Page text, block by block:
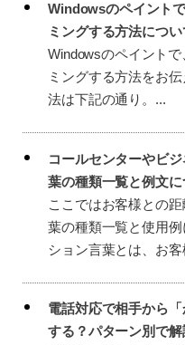
Windowsのペイント
ミングする方法につい
Windowsのペイント
ミングする方法をお
法は下記の通り。...
コールセンターやビ
葉の種類一覧と例文に
ここではお客様との
葉の種類一覧と使用
ション言葉とは、お客
電話対応で相手から
する？パターン別で解